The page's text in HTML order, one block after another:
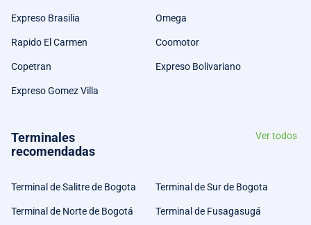
Expreso Brasilia Omega
Rapido El Carmen Coomotor
Copetran Expreso Bolivariano
Expreso Gomez Villa
Terminales
recomendadas
Ver todos
Terminal de Salitre de Bogota Terminal de Sur de Bogota
Terminal de Norte de Bogotá Terminal de Fusagasugá